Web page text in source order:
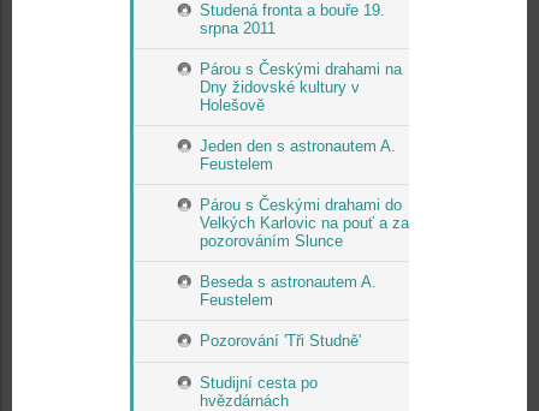
Studená fronta a bouře 19.
srpna 2011
Párou s Českými drahami na
Dny židovské kultury v
Holešově
Jeden den s astronautem A.
Feustelem
Párou s Českými drahami do
Velkých Karlovic na pouť a za
pozorováním Slunce
Beseda s astronautem A.
Feustelem
Pozorování 'Tři Studně'
Studijní cesta po
hvězdárnách